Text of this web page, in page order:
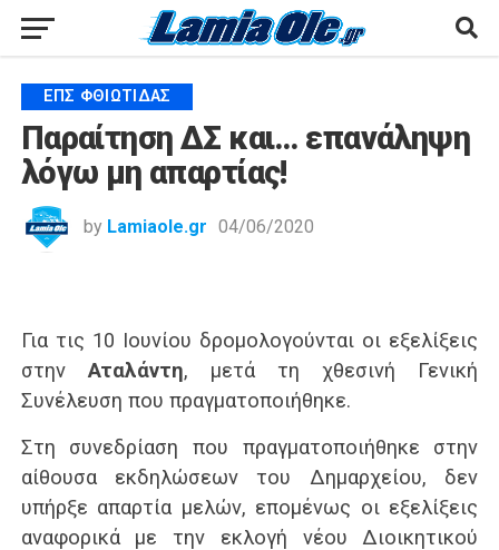
ΕΠΣ ΦΘΙΏΤΙΔΑΣ
Παραίτηση ΔΣ και… επανάληψη
λόγω μη απαρτίας!
by Lamiaole.gr 04/06/2020
Για τις 10 Ιουνίου δρομολογούνται οι εξελίξεις
στην Αταλάντη, μετά τη χθεσινή Γενική
Συνέλευση που πραγματοποιήθηκε.
Στη συνεδρίαση που πραγματοποιήθηκε στην
αίθουσα εκδηλώσεων του Δημαρχείου, δεν
υπήρξε απαρτία μελών, επομένως οι εξελίξεις
αναφορικά με την εκλογή νέου Διοικητικού